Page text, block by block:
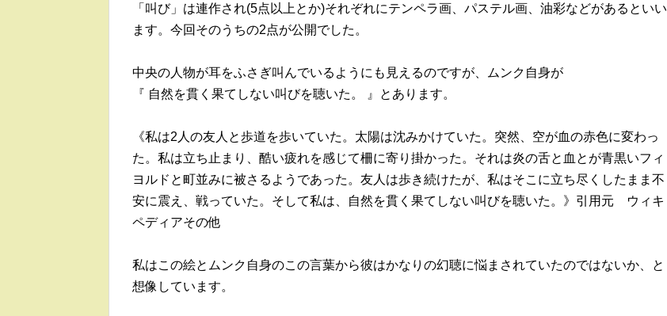
「叫び」は連作され(5点以上とか)それぞれにテンペラ画、パステル画、油彩などがあるといい
ます。今回そのうちの2点が公開でした。
中央の人物が耳をふさぎ叫んでいるようにも見えるのですが、ムンク自身が
『 自然を貫く果てしない叫びを聴いた。 』とあります。
《私は2人の友人と歩道を歩いていた。太陽は沈みかけていた。突然、空が血の赤色に変わっ
た。私は立ち止まり、酷い疲れを感じて柵に寄り掛かった。それは炎の舌と血とが青黒いフィ
ヨルドと町並みに被さるようであった。友人は歩き続けたが、私はそこに立ち尽くしたまま不
安に震え、戦っていた。そして私は、自然を貫く果てしない叫びを聴いた。》引用元 ウィキ
ペディアその他
私はこの絵とムンク自身のこの言葉から彼はかなりの幻聴に悩まされていたのではないか、と
想像しています。